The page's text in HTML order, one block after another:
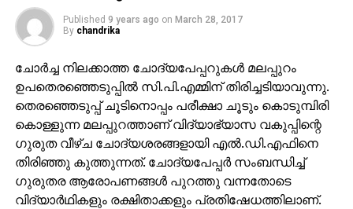
Published 9 years ago on March 28, 2017
By chandrika
ചോര്‍ച്ച നിലക്കാത്ത ചോദ്യപേപ്പറുകള്‍ മലപ്പുറം
ഉപതെരഞ്ഞെടുപ്പില്‍ സി.പി.എമ്മിന് തിരിച്ചടിയാവുന്നു.
തെരഞ്ഞെടുപ്പ് ചൂടിനൊപ്പം പരീക്ഷാ ചൂടും കൊടുമ്പിരി
കൊള്ളുന്ന മലപ്പുറത്താണ് വിദ്യാഭ്യാസ വകുപ്പിന്റെ
ഗുരുത വീഴ്ച ചോദ്യശരങ്ങളായി എല്‍.ഡി.എഫിനെ
തിരിഞ്ഞു കുത്തുന്നത്. ചോദ്യപേപ്പര്‍ സംബന്ധിച്ച്
ഗുരുതര ആരോപണങ്ങള്‍ പുറത്തു വന്നതോടെ
വിദ്യാര്‍ഥികളും രക്ഷിതാക്കളും പ്രതിഷേധത്തിലാണ്.